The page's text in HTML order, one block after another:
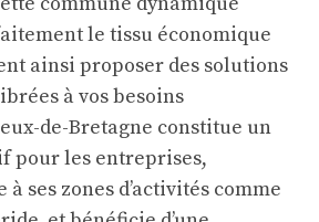
le tissu économique
ainsi proposer des solutions
à vos besoins
de-Bretagne constitue un
pour les entreprises,
ses zones d’activités comme